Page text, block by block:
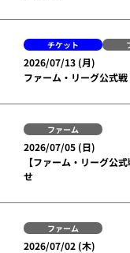
チケット
2026/07/13 (月)
ファーム・リーグ公式
ファーム
2026/07/05 (日)
【ファーム・リーグ公
せ
ファーム
2026/07/02 (木)